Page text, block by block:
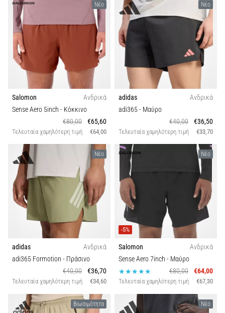
Νέο
Salomon
Ανδρικά
Sense Aero 5inch - Κόκκινο
€80,00
€65,60
Τελευταία χαμηλότερη τιμή €64,00
Νέο
adidas
Ανδρικά
adi365- Μαύρο
€40,00
€36,50
Τελευταία χαμηλότερη τιμή €33,70
Νέο
adidas
Ανδρικά
adi365 Formotion - Πράσινο
€40,00
€36,70
Τελευταία χαμηλότερη τιμή €34,60
Νέο
-5%
Salomon
Ανδρικά
Sense Aero 7inch - Μαύρο
€80,00
€64,00
Τελευταία χαμηλότερη τιμή €67,30
Βιωσιμότητα Νέο